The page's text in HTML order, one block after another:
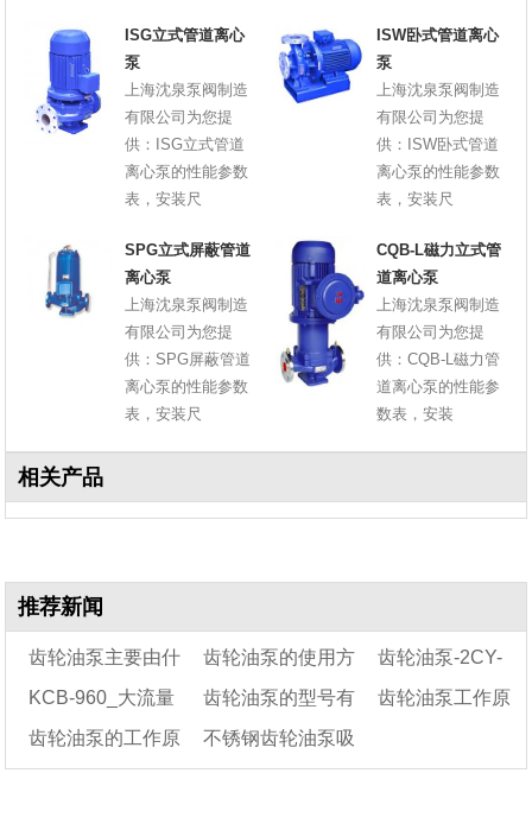
ISG立式管道离心
泵
上海沈泉泵阀制造
有限公司为您提
供：ISG立式管道
离心泵的性能参数
表，安装尺
ISW卧式管道离心
泵
上海沈泉泵阀制造
有限公司为您提
供：ISW卧式管道
离心泵的性能参数
表，安装尺
SPG立式屏蔽管道
离心泵
上海沈泉泵阀制造
有限公司为您提
供：SPG屏蔽管道
离心泵的性能参数
表，安装尺
CQB-L磁力立式管
道离心泵
上海沈泉泵阀制造
有限公司为您提
供：CQB-L磁力管
道离心泵的性能参
数表，安装
相关产品
推荐新闻
齿轮油泵主要由什
么组成
齿轮油泵的使用方
法及注意事项
齿轮油泵-2CY-
1.1/1.45
KCB-960_大流量
齿轮油泵_大流量电
齿轮油泵的型号有
哪些?齿轮油泵的型
齿轮油泵工作原
齿轮油泵的工作原 不锈钢齿轮油泵吸